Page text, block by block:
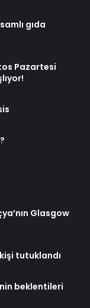
gıda
Pazartesi
Glasgow
tutuklandı
beklentileri